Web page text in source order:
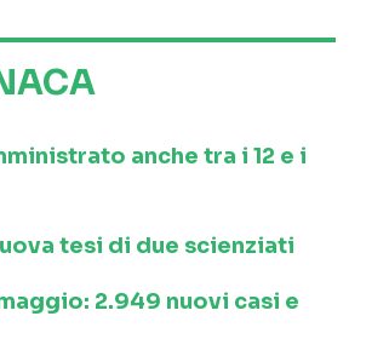
anche tra i 12 e i
tesi di due scienziati
2.949 nuovi casi e